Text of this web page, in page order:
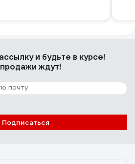
и будьте в курсе!
ждут!
Подписаться